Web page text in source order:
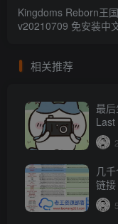
Kingdoms Reborn王
v20210709 免安装中
相关推荐
最
Last
几
链接